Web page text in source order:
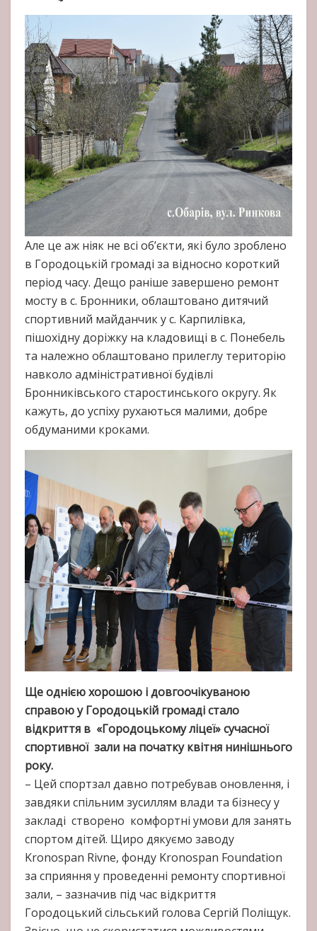
Але це аж ніяк не всі об’єкти, які було зроблено
в Городоцькій громаді за відносно короткий
період часу. Дещо раніше завершено ремонт
мосту в с. Бронники, облаштовано дитячий
спортивний майданчик у с. Карпилівка,
пішохідну доріжку на кладовищі в с. Понебель
та належно облаштовано прилеглу територію
навколо адміністративної будівлі
Бронниківського старостинського округу. Як
кажуть, до успіху рухаються малими, добре
обдуманими кроками.
Ще однією хорошою і довгоочікуваною
справою у Городоцькій громаді стало
відкриття в «Городоцькому ліцеї» сучасної
спортивної зали на початку квітня нинішнього
року.
– Цей спортзал давно потребував оновлення, і
завдяки спільним зусиллям влади та бізнесу у
закладі створено комфортні умови для занять
спортом дітей. Щиро дякуємо заводу
Kronospan Rivne, фонду Kronospan Foundation
за сприяння у проведенні ремонту спортивної
зали, – зазначив під час відкриття
Городоцький сільський голова Сергій Поліщук.